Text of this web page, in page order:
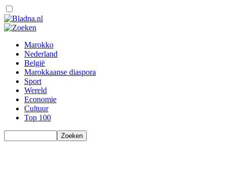
Marokko
Nederland
België
Marokkaanse diaspora
Sport
Wereld
Economie
Cultuur
Top 100